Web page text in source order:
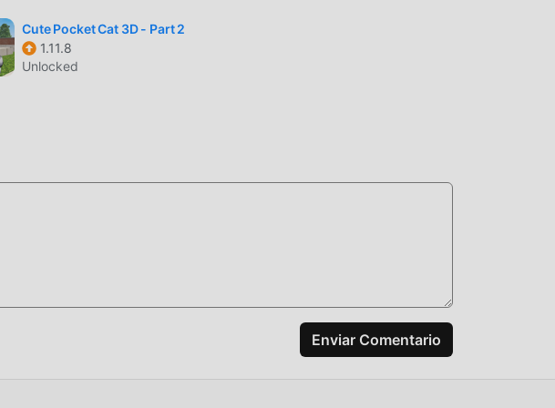
en comparación con los
y ha realizado
mucho. Mientras
proceso, lo que lo ayuda
descargar directamente
Cute Pocket Cat 3D - Part 2
1.11.8
Unlocked
Enviar Comentario